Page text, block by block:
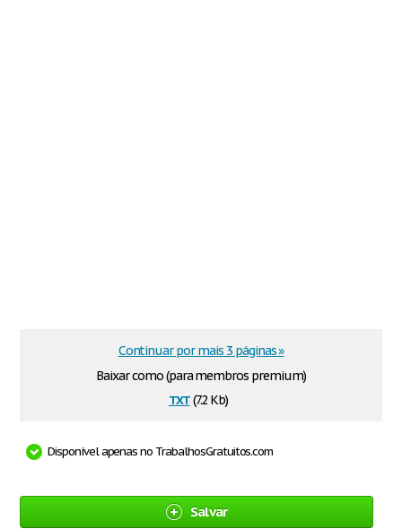
Baixar como (para membros premium)
txt(7.2 Kb)
Continuar por mais 3 páginas »
Disponível apenas no TrabalhosGratuitos.com
Salvar